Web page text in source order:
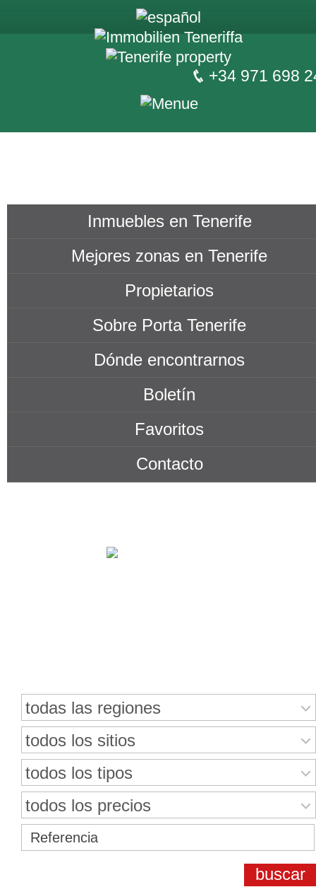
+34 971 698
Inmuebles en Tenerife
Mejores zonas en Tenerife
Propietarios
Sobre Porta Tenerife
Dónde encontrarnos
Boletín
Favoritos
Contacto
todas las regiones
todos los sitios
todos los tipos
todos los precios